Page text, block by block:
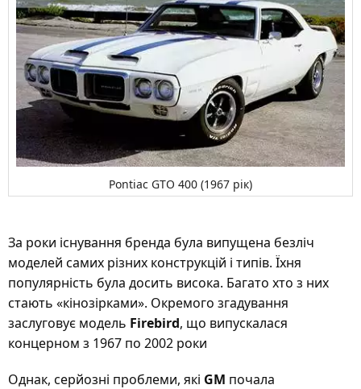
Pontiac GTO 400 (1967 рік)
За роки існування бренда була випущена безліч
моделей самих різних конструкцій і типів. Їхня
популярність була досить висока. Багато хто з них
стають «кінозірками». Окремого згадування
заслуговує модель Firebird, що випускалася
концерном з 1967 по 2002 роки
Однак, серйозні проблеми, які GM почала